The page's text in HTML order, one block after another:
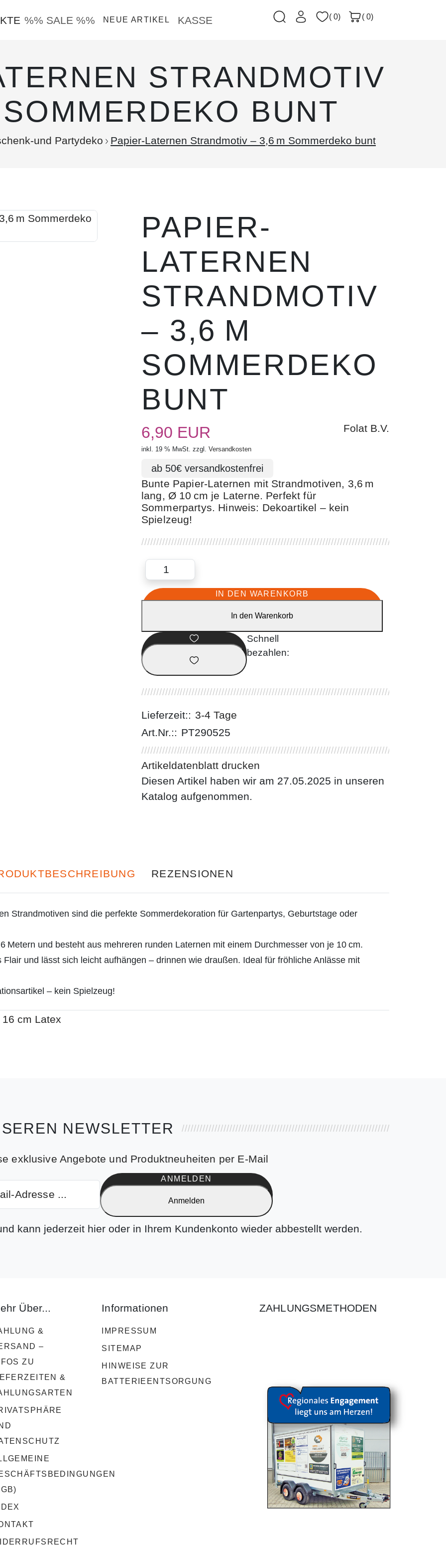
%% SALE %% NEUE ARTIKEL KASSE ( 0) ( 0)
STRANDMOTIV
BUNT
und Partydeko Papier-Laternen Strandmotiv – 3,6 m Sommerdeko bunt
PAPIER-
LATERNEN
STRANDMOTIV
– 3,6 M
SOMMERDEKO
BUNT
Folat B.V.
6,90 EUR
inkl. 19 % MwSt. zzgl. Versandkosten
Bunte Papier-Laternen mit Strandmotiven, 3,6 m
lang, Ø 10 cm je Laterne. Perfekt für
Sommerpartys. Hinweis: Dekoartikel – kein
Spielzeug!
IN DEN WARENKORB
In den Warenkorb
Lieferzeit:: 3-4 Tage
Art.Nr.:: PT290525
Artikeldatenblatt drucken
Diesen Artikel haben wir am 27.05.2025 in unseren
Katalog aufgenommen.
REZENSIONEN
Strandmotiven sind die perfekte Sommerdekoration für Gartenpartys, Geburtstage oder
Metern und besteht aus mehreren runden Laternen mit einem Durchmesser von je 10 cm.
und lässt sich leicht aufhängen – drinnen wie draußen. Ideal für fröhliche Anlässe mit
– kein Spielzeug!
NEWSLETTER
exklusive Angebote und Produktneuheiten per E-Mail
ANMELDEN
Anmelden
kann jederzeit hier oder in Ihrem Kundenkonto wieder abbestellt werden.
Über...
&
–
ZU
&
Informationen
IMPRESSUM
SITEMAP
HINWEISE ZUR
BATTERIEENTSORGUNG
ZAHLUNGSMETHODEN